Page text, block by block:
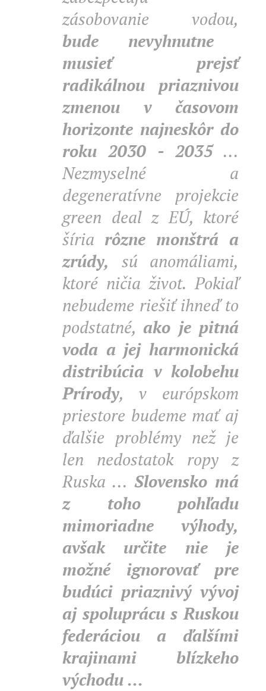
zásobovanie vodou,
bude nevyhnutne
musieť prejsť
radikálnou priaznivou
zmenou v časovom
horizonte najneskôr do
roku 2030 - 2035...
Nezmyselné a
degeneratívne projekcie
green deal z EÚ, ktoré
šíria rôzne monštrá a
zrúdy, sú anomáliami,
ktoré ničia život. Pokiaľ
nebudeme riešiť ihneď to
podstatné, ako je pitná
voda a jej harmonická
distribúcia v kolobehu
Prírody, v európskom
priestore budeme mať aj
ďalšie problémy než je
len nedostatok ropy z
Ruska ... Slovensko má
z toho pohľadu
mimoriadne výhody,
avšak určite nie je
možné ignorovať pre
budúci priaznivý vývoj
aj spoluprácu s Ruskou
federáciou a ďalšími
krajinami blízkeho
východu ...